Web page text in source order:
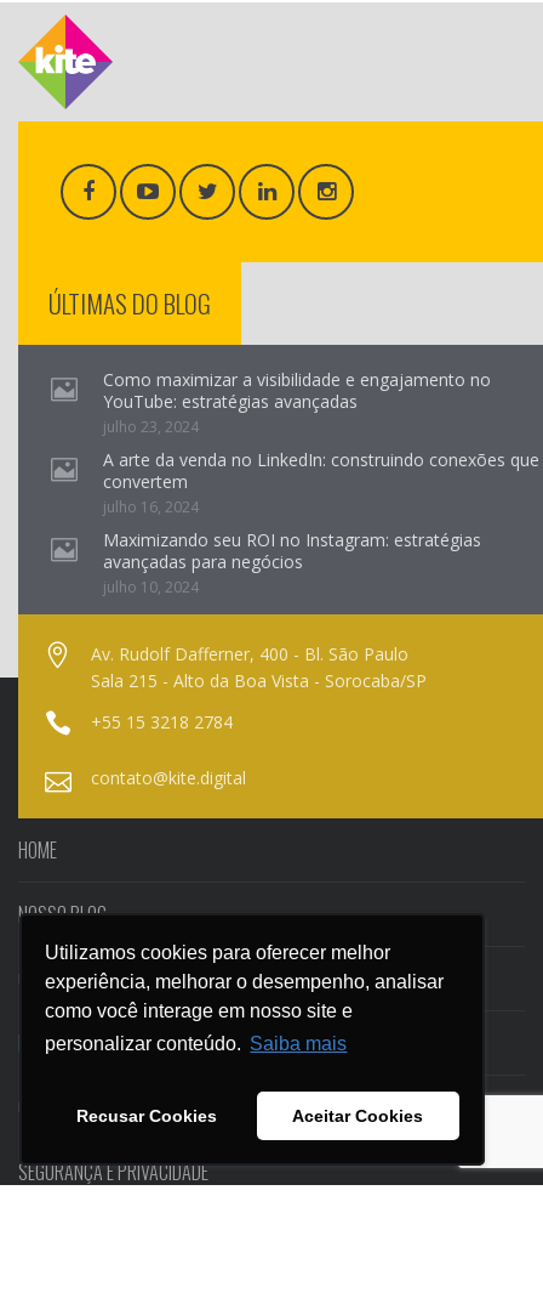
Utilizamos cookies para oferecer melhor
experiência, melhorar o desempenho, analisar
como você interage em nosso site e
personalizar conteúdo. Saiba mais
Recusar Cookies Aceitar Cookies
Utilizamos cookies para oferecer melhor
experiência, melhorar o desempenho, analisar
como você interage em nosso site e
personalizar conteúdo. Saiba mais
Recusar Cookies Aceitar Cookies
ÚLTIMAS DO BLOG
Como maximizar a visibilidade e engajamento no
YouTube: estratégias avançadas
julho 23, 2024
A arte da venda no LinkedIn: construindo conexões que
convertem
julho 16, 2024
Maximizando seu ROI no Instagram: estratégias
avançadas para negócios
julho 10, 2024
Av. Rudolf Dafferner, 400 - Bl. São Paulo
Sala 215 - Alto da Boa Vista - Sorocaba/SP
+55 15 3218 2784
contato@kite.digital
HOME
NOSSO BLOG
CASES
EBOOKS
CONTATO
SEGURANÇA E PRIVACIDADE